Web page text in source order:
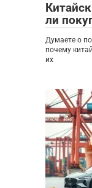
ли
Думаете о
почему
их